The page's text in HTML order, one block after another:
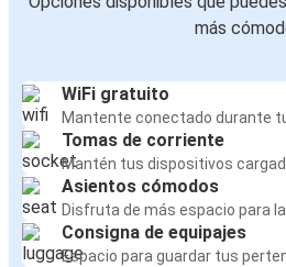
más
WiFi gratuito
Mantente conectado durante
Tomas de corriente
Mantén tus dispositivos
Asientos cómodos
Disfruta de más espacio para
Consigna de equipajes
Espacio para guardar tus